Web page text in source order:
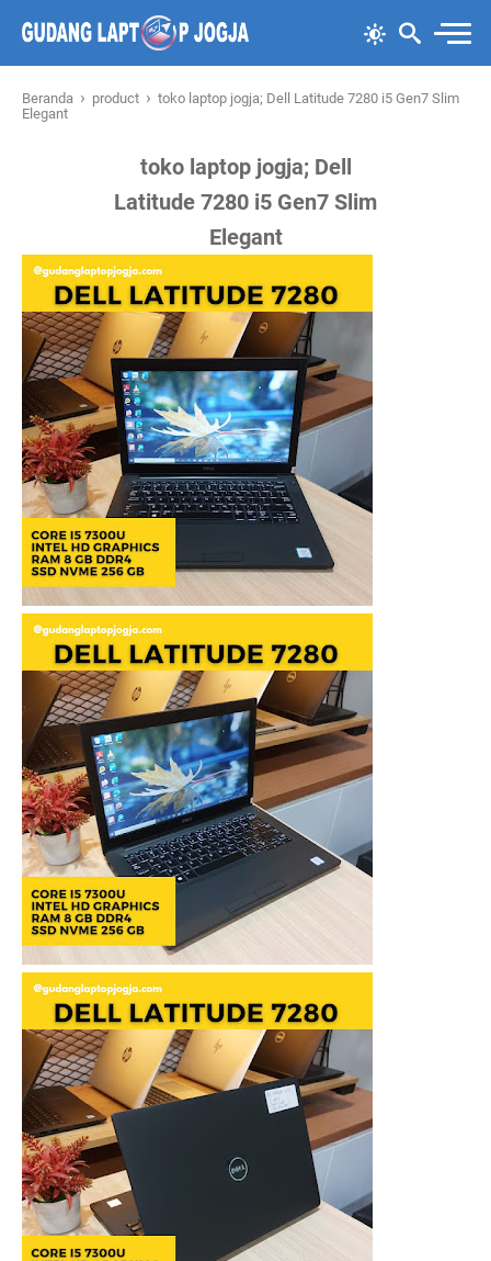
Beranda › product › toko laptop jogja; Dell Latitude 7280 i5 Gen7 Slim
Elegant
toko laptop jogja; Dell
Latitude 7280 i5 Gen7 Slim
Elegant